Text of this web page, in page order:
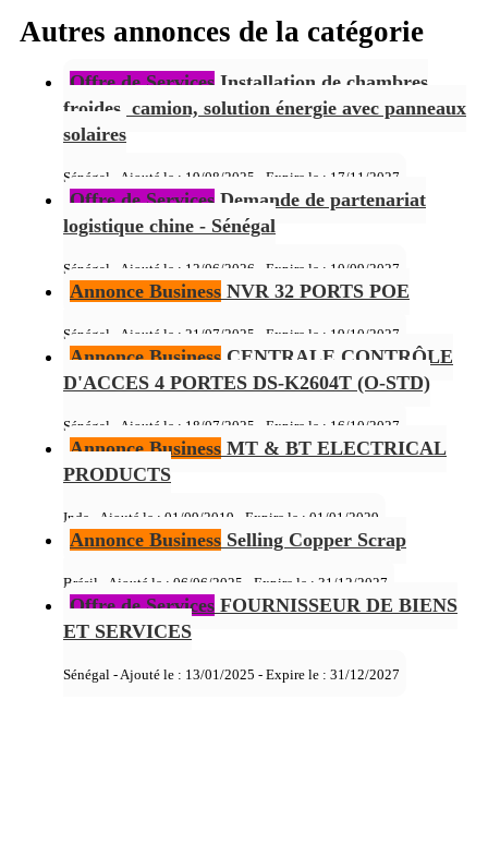
Autres annonces de la catégorie
Offre de Services Installation de chambres
froides, camion, solution énergie avec panneaux
solaires
Sénégal - Ajouté le : 19/08/2025 - Expire le : 17/11/2027
Offre de Services Demande de partenariat
logistique chine - Sénégal
Sénégal - Ajouté le : 12/06/2026 - Expire le : 10/09/2027
Annonce Business NVR 32 PORTS POE
Sénégal - Ajouté le : 21/07/2025 - Expire le : 19/10/2027
Annonce Business CENTRALE CONTRÔLE
D'ACCES 4 PORTES DS-K2604T (O-STD)
Sénégal - Ajouté le : 18/07/2025 - Expire le : 16/10/2027
Annonce Business MT & BT ELECTRICAL
PRODUCTS
Inde - Ajouté le : 01/09/2019 - Expire le : 01/01/2029
Annonce Business Selling Copper Scrap
Brésil - Ajouté le : 06/06/2025 - Expire le : 31/12/2027
Offre de Services FOURNISSEUR DE BIENS
ET SERVICES
Sénégal - Ajouté le : 13/01/2025 - Expire le : 31/12/2027